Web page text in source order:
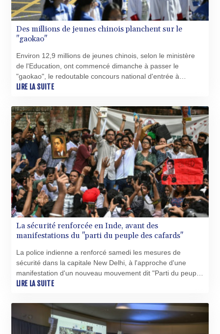
Des millions de jeunes chinois planchent sur le
"gaokao"
Environ 12,9 millions de jeunes chinois, selon le ministère
de l'Education, ont commencé dimanche à passer le
"gaokao", le redoutable concours national d'entrée à
l'université.
LIRE LA SUITE
La sécurité renforcée en Inde, avant des
manifestations du "parti du peuple des cafards"
La police indienne a renforcé samedi les mesures de
sécurité dans la capitale New Delhi, à l'approche d'une
manifestation d'un nouveau mouvement dit "Parti du peuple
des cafards", pour exiger la démission du ministre de
LIRE LA SUITE